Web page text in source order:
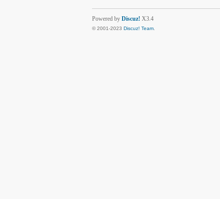
Powered by Discuz! X3.4
© 2001-2023 Discuz! Team